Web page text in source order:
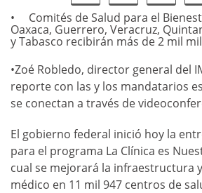
Comités de Salud para el
Oaxaca, Guerrero, Veracruz,
y Tabasco recibirán más de 2 mil
•Zoé Robledo, director general del
reporte con las y los mandatarios
se conectan a través de
El gobierno federal inició hoy la
para el programa La Clínica es
cual se mejorará la infraestructura
médico en 11 mil 947 centros de